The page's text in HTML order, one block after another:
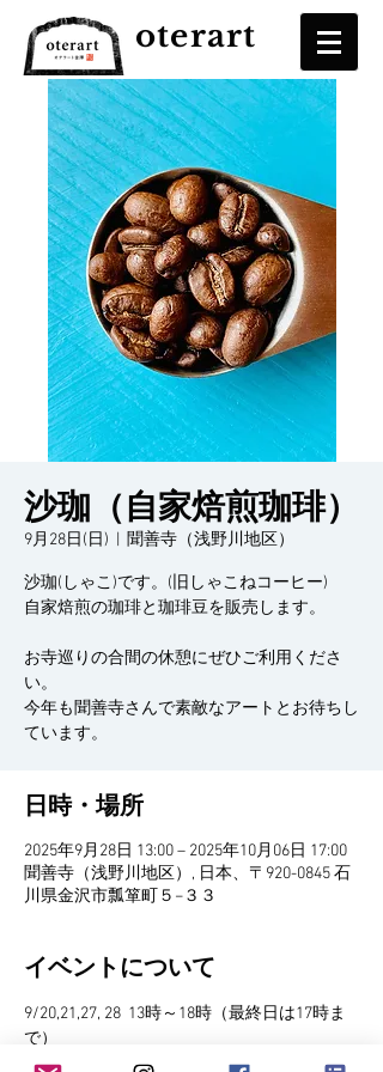
oterart
沙珈（自家焙煎珈琲）
9月28日(日) 聞善寺（浅野川地区）
沙珈(しゃこ)です。(旧しゃこねコーヒー)
自家焙煎の珈琲と珈琲豆を販売します。
お寺巡りの合間の休憩にぜひご利用くださ
い。
今年も聞善寺さんで素敵なアートとお待ちし
日時・場所
2025年9月28日 13:00 – 2025年10月06日 17:00
聞善寺（浅野川地区）, 日本、〒920-0845 石
川県金沢市瓢箪町５−３３
イベントについて
9/20,21,27, 28  13時～18時（最終日は17時ま
で）